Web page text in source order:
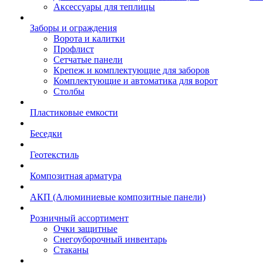
Аксессуары для теплицы
Заборы и ограждения
Ворота и калитки
Профлист
Сетчатые панели
Крепеж и комплектующие для заборов
Комплектующие и автоматика для ворот
Столбы
Пластиковые емкости
Беседки
Геотекстиль
Композитная арматура
АКП (Алюминиевые композитные панели)
Розничный ассортимент
Очки защитные
Снегоуборочный инвентарь
Стаканы